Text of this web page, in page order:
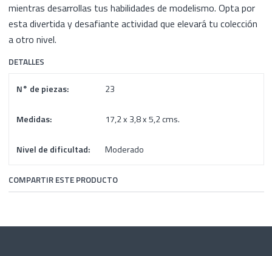
mientras desarrollas tus habilidades de modelismo. Opta por
esta divertida y desafiante actividad que elevará tu colección
a otro nivel.
DETALLES
N° de piezas: 23
Medidas: 17,2 x 3,8 x 5,2 cms.
Nivel de dificultad: Moderado
COMPARTIR ESTE PRODUCTO